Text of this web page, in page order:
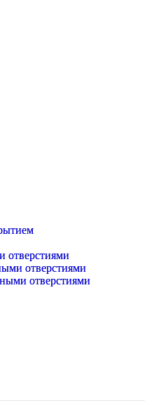
отверстиями
отверстиями
отверстиями